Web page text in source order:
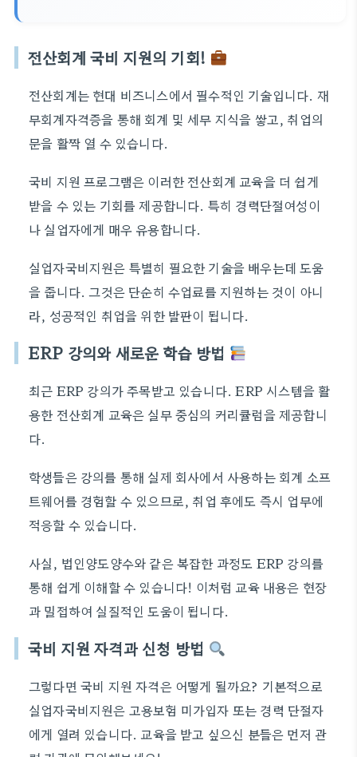
전산회계 국비 지원의 기회!
전산회계는 현대 비즈니스에서 필수적인 기술입니다. 재
무회계자격증을 통해 회계 및 세무 지식을 쌓고, 취업의
문을 활짝 열 수 있습니다.
국비 지원 프로그램은 이러한 전산회계 교육을 더 쉽게
받을 수 있는 기회를 제공합니다. 특히 경력단절여성이
나 실업자에게 매우 유용합니다.
실업자국비지원은 특별히 필요한 기술을 배우는데 도움
을 줍니다. 그것은 단순히 수업료를 지원하는 것이 아니
라, 성공적인 취업을 위한 발판이 됩니다.
ERP 강의와 새로운 학습 방법
최근 ERP 강의가 주목받고 있습니다. ERP 시스템을 활
용한 전산회계 교육은 실무 중심의 커리큘럼을 제공합니
다.
학생들은 강의를 통해 실제 회사에서 사용하는 회계 소프
트웨어를 경험할 수 있으므로, 취업 후에도 즉시 업무에
적응할 수 있습니다.
사실, 법인양도양수와 같은 복잡한 과정도 ERP 강의를
통해 쉽게 이해할 수 있습니다! 이처럼 교육 내용은 현장
과 밀접하여 실질적인 도움이 됩니다.
국비 지원 자격과 신청 방법
그렇다면 국비 지원 자격은 어떻게 될까요? 기본적으로
실업자국비지원은 고용보험 미가입자 또는 경력 단절자
에게 열려 있습니다. 교육을 받고 싶으신 분들은 먼저 관